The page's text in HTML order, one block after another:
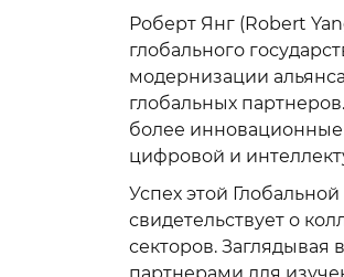
Роберт Янг (Robert
глобального
модернизации
глобальных
более
цифровой и
Успех этой
свидетельствует о
секторов. Заглядывая